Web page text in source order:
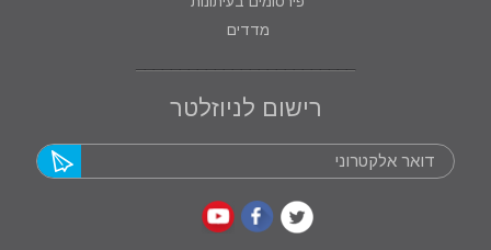
מדדים
רישום לניוזלטר